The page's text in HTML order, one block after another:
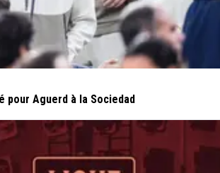
pour Aguerd à la Sociedad